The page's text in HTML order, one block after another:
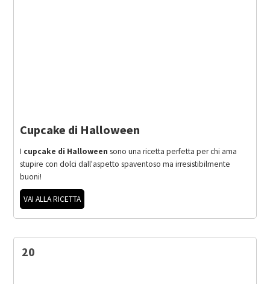
Cupcake di Halloween
I cupcake di Halloween sono una ricetta perfetta per chi ama
stupire con dolci dall'aspetto spaventoso ma irresistibilmente
buoni!
VAI ALLA RICETTA
20